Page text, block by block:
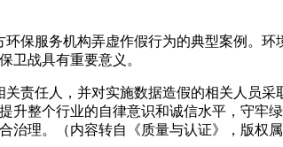
保服务机构弄虚作假行为的典型案例。
卫战具有重要意义。
责任人，并对实施数据造假的相关人员
升整个行业的自律意识和诚信水平，守牢
治理。
（内容转自 《质量与认证》 ，版权